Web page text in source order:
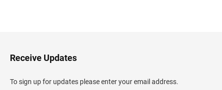
a
r
l
e
Receive Updates
To sign up for updates please enter your email address.